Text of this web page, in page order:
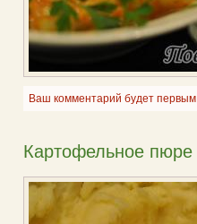
Ваш комментарий будет первым
Картофельное пюре